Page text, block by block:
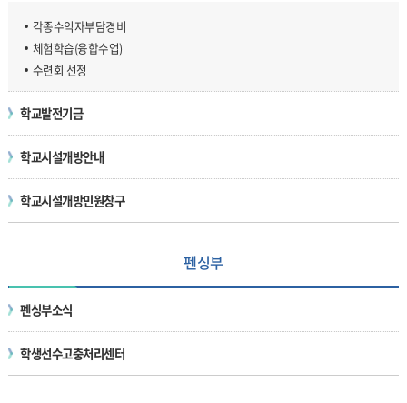
각종수익자부담경비
체험학습(융합수업)
수련회 선정
학교발전기금
학교시설개방안내
학교시설개방민원창구
펜싱부
펜싱부소식
학생선수고충처리센터